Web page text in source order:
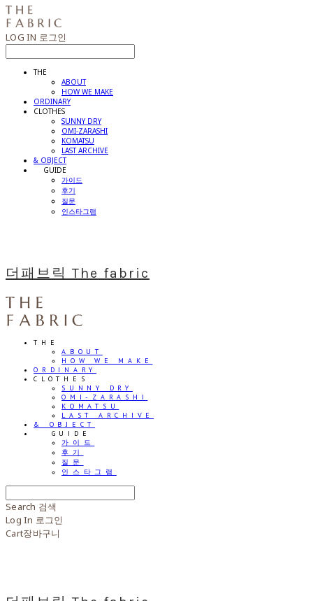
LOG IN 로그인
THE
ABOUT
HOW WE MAKE
ORDINARY
CLOTHES
SUNNY DRY
OMI-ZARASHI
KOMATSU
LAST ARCHIVE
& OBJECT
⠀⠀GUIDE
가이드
후기
질문
인스타그램
더패브릭 The fabric
THE
ABOUT
HOW WE MAKE
ORDINARY
CLOTHES
SUNNY DRY
OMI-ZARASHI
KOMATSU
LAST ARCHIVE
& OBJECT
⠀⠀GUIDE
가이드
후기
질문
인스타그램
Search 검색
Log In 로그인
Cart장바구니